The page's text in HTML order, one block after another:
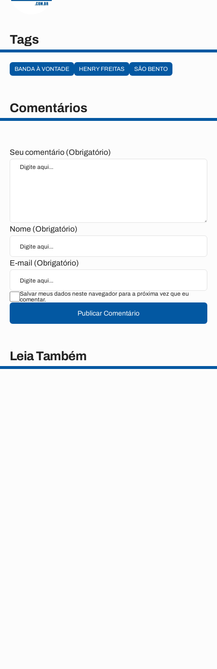
Tags
BANDA À VONTADE HENRY FREITAS SÃO BENTO
Comentários
Seu comentário (Obrigatório)
Nome (Obrigatório)
E-mail (Obrigatório)
Salvar meus dados neste navegador para a próxima vez que eu
comentar.
Publicar Comentário
Leia Também